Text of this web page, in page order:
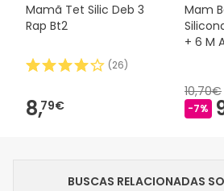
Mamã Tet Silic Deb 3
Rap Bt2
(26)
8,79€
Mam
+ 6 M
10,70€
-7%
BUSCAS RELACIONADAS